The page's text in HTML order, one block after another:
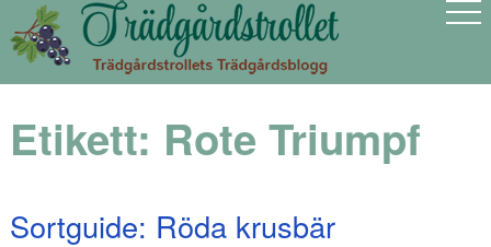
Etikett: Rote Triumpf
Sortguide: Röda krusbär